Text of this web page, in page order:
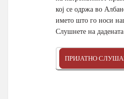
кој се одржа во
името што го носи
Слушнете на дадената
ПРИЈАТНО